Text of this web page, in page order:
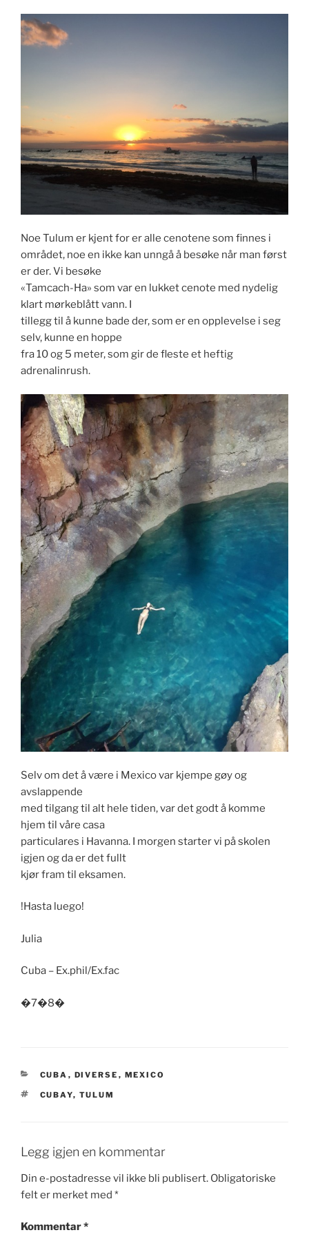
Noe Tulum er kjent for er alle cenotene som finnes i
området, noe en ikke kan unngå å besøke når man først
er der. Vi besøke
«Tamcach-Ha» som var en lukket cenote med nydelig
klart mørkeblått vann. I
tillegg til å kunne bade der, som er en opplevelse i seg
selv, kunne en hoppe
fra 10 og 5 meter, som gir de fleste et heftig
adrenalinrush.
Selv om det å være i Mexico var kjempe gøy og
avslappende
med tilgang til alt hele tiden, var det godt å komme
hjem til våre casa
particulares i Havanna. I morgen starter vi på skolen
igjen og da er det fullt
kjør fram til eksamen.
!Hasta luego!
Julia
Cuba – Ex.phil/Ex.fac
�7�8�
KATEGORIER
CUBA , DIVERSE , MEXICO
STIKKORD
CUBAY, TULUM
Legg igjen en kommentar
Din e-postadresse vil ikke bli publisert. Obligatoriske
felt er merket med *
Kommentar*